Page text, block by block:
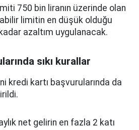
750 bin liranın üzerinde olan
limitin en düşük olduğu
azaltım uygulanacak.
sıkı kurallar
kredi kartı başvurularında da
net gelirin en fazla 2 katı